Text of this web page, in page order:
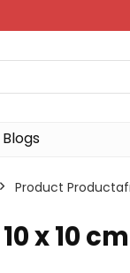
Blogs
Product
10 x 10